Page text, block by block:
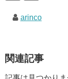
arinco
関連記事